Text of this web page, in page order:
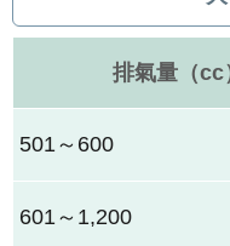
排氣量（cc
501～600
601～1,200